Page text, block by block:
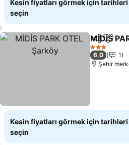
Kesin fiyatları görmek için tarihleri
seçin
Paylaş
MİDİS
3 Yıldız
6,0
1
Şehir
Kesin fiyatları görmek için tarihleri
seçin